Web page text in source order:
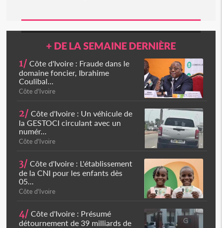
+ DE LA SEMAINE DERNIÈRE
1/ Côte d'Ivoire : Fraude dans le
domaine foncier, Ibrahime
Coulibal...
Côte d'Ivoire
2/ Côte d'Ivoire : Un véhicule de
la GESTOCI circulant avec un
numér...
Côte d'Ivoire
3/ Côte d'Ivoire : L'établissement
de la CNI pour les enfants dès
05...
Côte d'Ivoire
4/ Côte d'Ivoire : Présumé
détournement de 39 milliards de